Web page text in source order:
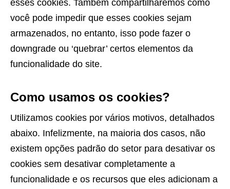
esses cookies. Também compartilharemos como
você pode impedir que esses cookies sejam
armazenados, no entanto, isso pode fazer o
downgrade ou ‘quebrar’ certos elementos da
funcionalidade do site.
Como usamos os cookies?
Utilizamos cookies por vários motivos, detalhados
abaixo. Infelizmente, na maioria dos casos, não
existem opções padrão do setor para desativar os
cookies sem desativar completamente a
funcionalidade e os recursos que eles adicionam a